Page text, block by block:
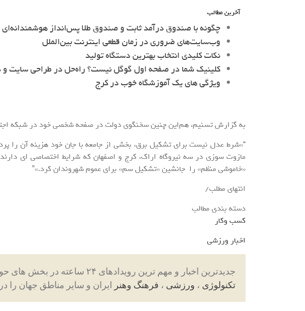
آخرین مطالب
چگونه با صندوق درآمد ثابت و صندوق طلا پس‌انداز
وب‌سایت‌های ضروری در زمان قطعی اینترنت بین‌الملل
نکات کلیدی انتخاب بهترین دستگاه تولید
کلینیک شما در صفحه اول گوگل نیست؟ راه‌حل در طراحی
ویژگی های یک آموزشگاه خوب در کرج
به گزارش تسنیم، هم‌این چنین سخنگوی دولت در صفحه شخصی خود در شبکه
“«شرط عدل نیست برای تشکیل برق، بخشی از جامعه با جان خود هزینه آن را
مازوت سوزی در سه نیروگاه اراک، کرج و اصفهان که شرایط اختصاصی ای
«خاموشی منظم» را جانشین «تشکیل سم» برای عموم شهروندان کرد.»”
انتهای مطلب/
دسته بندی مطالب
کسب وکار
اخبار ورزشی
جدیدترین اخبار و مهم ترین رویدادهای ۲۴ ساعته در بخش های حوادث ، اجتماعی ، سیاسی ،
تکنولوژی ، ورزشی ، فرهنگ وهنر ایران و سایر مناطق جهان